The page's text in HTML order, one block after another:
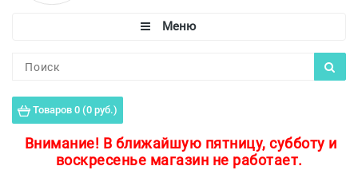
Товаров 0 (0 руб.)
Внимание! В ближайшую пятницу, субботу и
воскресенье магазин не работает.
Пороги для пола
Защитные уголки